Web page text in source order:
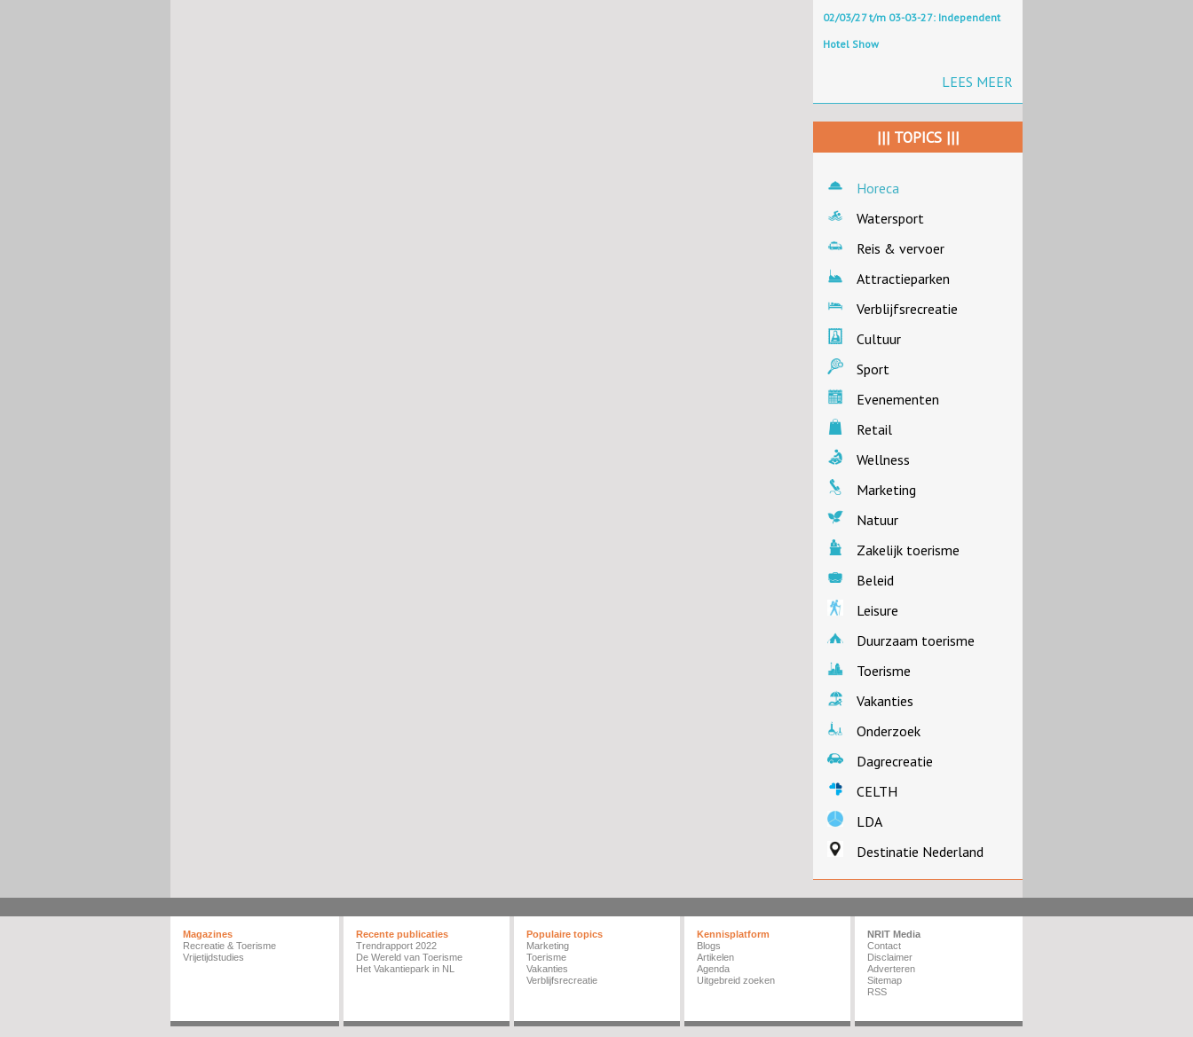
02/03/27 t/m 03-03-27: Independent
Hotel Show
LEES MEER
||| TOPICS |||
Horeca
Watersport
Reis & vervoer
Attractieparken
Verblijfsrecreatie
Cultuur
Sport
Evenementen
Retail
Wellness
Marketing
Natuur
Zakelijk toerisme
Beleid
Leisure
Duurzaam toerisme
Toerisme
Vakanties
Onderzoek
Dagrecreatie
CELTH
LDA
Destinatie Nederland
Magazines
Recreatie & Toerisme
Vrijetijdstudies
Recente publicaties
Trendrapport 2022
De Wereld van Toerisme
Het Vakantiepark in NL
Populaire topics
Marketing
Toerisme
Vakanties
Verblijfsrecreatie
Kennisplatform
Blogs
Artikelen
Agenda
Uitgebreid zoeken
NRIT Media
Contact
Disclaimer
Adverteren
Sitemap
RSS